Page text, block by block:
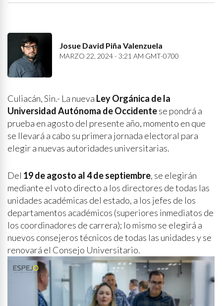
Josue David Piña Valenzuela
MARZO 22, 2024 - 3:21 AM GMT-0700
Culiacán, Sin.- La nueva Ley Orgánica de la
Universidad Autónoma de Occidentese pondrá a
prueba en agosto del presente año, momento en que
se llevará a cabo su primera jornada electoral para
elegir a nuevas autoridades universitarias.
Del 19 de agosto al 4 de septiembre, se elegirán
mediante el voto directo a los directores de todas las
unidades académicas del estado, a los jefes de los
departamentos académicos (superiores inmediatos de
los coordinadores de carrera); lo mismo se elegirá a
nuevos consejeros técnicos de todas las unidades y se
renovará el Consejo Universitario.